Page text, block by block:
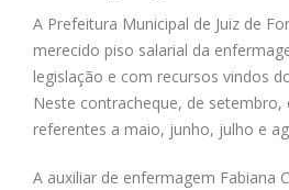
A Prefeitura Municipal de Juiz de
merecido piso salarial da
legislação e com recursos vindos
Neste contracheque, de setembro,
referentes a maio, junho, julho e
A auxiliar de enfermagem Fabiana